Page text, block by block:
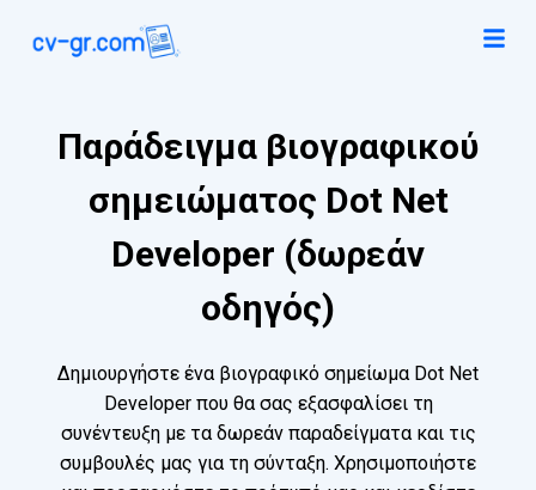
Παράδειγμα βιογραφικού
σημειώματος Dot Net
Developer (δωρεάν
οδηγός)
Δημιουργήστε ένα βιογραφικό σημείωμα Dot Net
Developer που θα σας εξασφαλίσει τη
συνέντευξη με τα δωρεάν παραδείγματα και τις
συμβουλές μας για τη σύνταξη. Χρησιμοποιήστε